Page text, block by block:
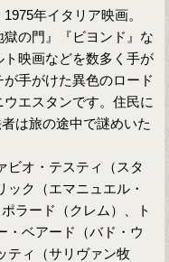
年イタリア映画。
獄の門』『ビヨンド』な
ト映画などを数多く手が
手がけた異色のロード
ウエスタンです。住民に
は旅の途中で謎めいた
オ・テスティ（スタ
ク（エマニュエル・
ラード（クレム）、ト
・ベアード（バド・ウ
ティ（サリヴァン牧